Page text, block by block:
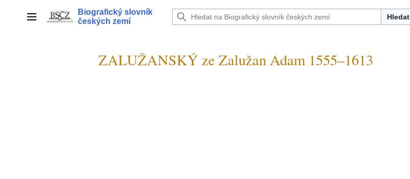
Hlavní menu
Biografický slovník
českých zemí
Hledat
ZALUŽANSKÝ ze Zalužan Adam 1555–1613